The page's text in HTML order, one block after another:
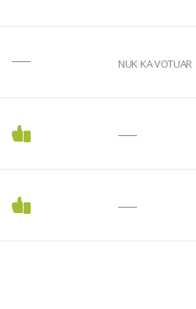
NUK KA VOTUAR